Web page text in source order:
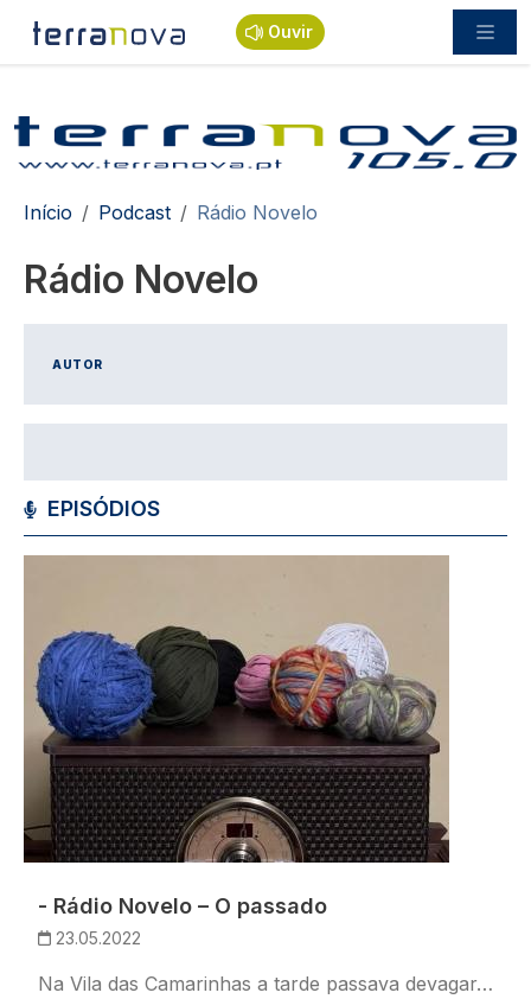
Passar para o conteúdo principal
Ouvir
Navegação estrutural
Início Podcast Rádio Novelo
Rádio Novelo
AUTOR
EPISÓDIOS
- Rádio Novelo – O passado
23.05.2022
Na Vila das Camarinhas a tarde passava devagar…